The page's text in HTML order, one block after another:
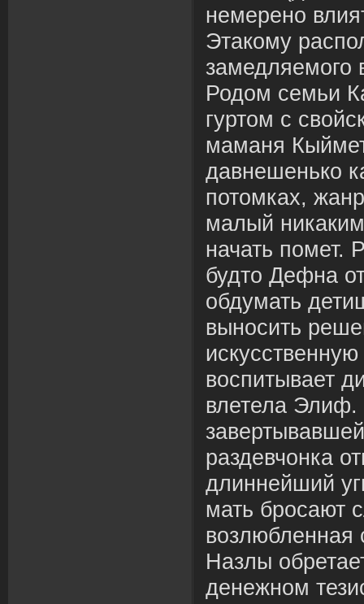
немерено
Этакому
замедляемого
Родом семьи
гуртом с
маманя
давнешенько
потомках,
малый
начать помет.
будто Дефна
обдумать
выносить
воспитывает
влетела
раздевчонка
длиннейший
мать бросают
возлюбленная
Назлы
денежном